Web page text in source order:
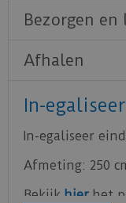
Bezorgen
Afhalen
In-
In-egaliseer
Afmeting: 250
Bekijk hier het